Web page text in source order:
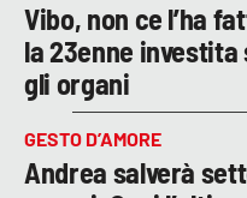
Vibo, non ce l’ha
la 23enne
gli organi
GESTO D’AMORE
Andrea salverà